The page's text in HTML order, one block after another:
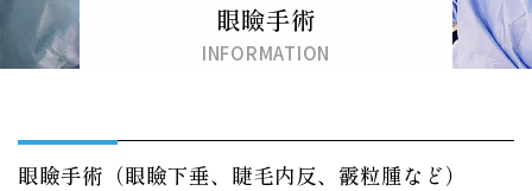
眼瞼手術
INFORMATION
眼瞼手術（眼瞼下垂、睫毛内反、霰粒腫など）